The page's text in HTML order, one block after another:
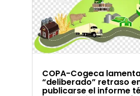
COPA-Cogeca
“deliberado” retraso
publicarse el informe